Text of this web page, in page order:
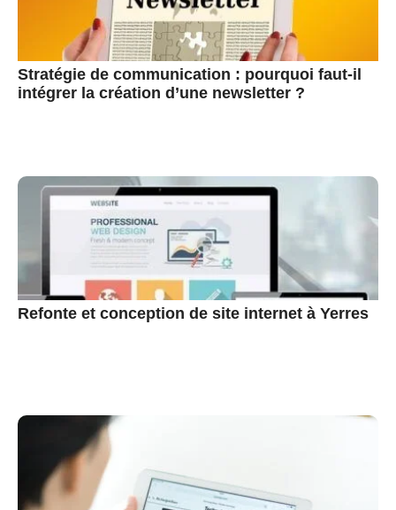
Stratégie de communication : pourquoi faut-il
intégrer la création d’une newsletter ?
Refonte et conception de site internet à Yerres